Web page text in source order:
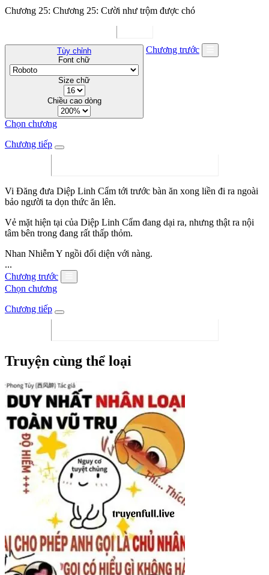
Chương 25: Chương 25: Cười như trộm được chó
Tùy chỉnh
Font chữ
Size chữ
Chiều cao dòng
Chương trước
Chọn chương
Chương tiếp
Vi Đăng đưa Diệp Linh Cẩm tới trước bàn ăn xong liền đi ra ngoài
bảo người ta dọn thức ăn lên.
Vẻ mặt hiện tại của Diệp Linh Cẩm đang dại ra, nhưng thật ra nội
tâm bên trong đang rất thấp thỏm.
Nhan Nhiễm Y ngồi đối diện với nàng.
...
Chương trước
Chọn chương
Chương tiếp
Truyện cùng thể loại